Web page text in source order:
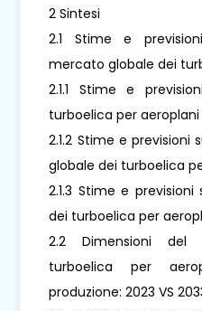
2 Sintesi
2.1 Stime e
mercato globale dei
2.1.1 Stime e
turboelica per aeroplani
2.1.2 Stime e
globale dei turboelica
2.1.3 Stime e
dei turboelica per
2.2 Dimensioni del
turboelica per
produzione: 2023 VS